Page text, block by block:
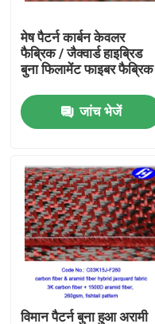
फैक्टरी यात्रा
गुणवत्ता नियंत्रण
हमसे संपर्क करें
समाचार
एक बोली का अनुरोध
कार्बन अरामी फैब्रिक
मेष पैटर्न कार्बन केवलर
फैब्रिक / जैक्वार्ड हाइब्रिड
बुना फिलामेंट फाइबर फैब्रिक
जांच भेजें
विमान पैटर्न बुना हुआ अरामी